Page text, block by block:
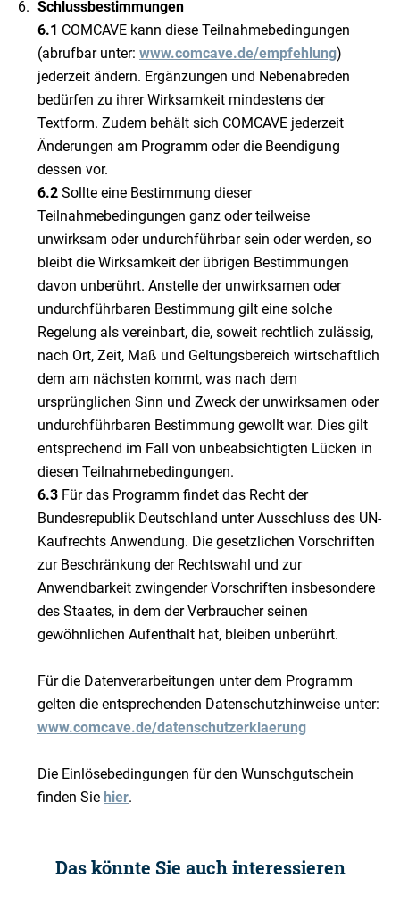
Schlussbestimmungen
6.1 COMCAVE kann diese Teilnahmebedingungen
(abrufbar unter: www.comcave.de/empfehlung)
jederzeit ändern. Ergänzungen und Nebenabreden
bedürfen zu ihrer Wirksamkeit mindestens der
Textform. Zudem behält sich COMCAVE jederzeit
Änderungen am Programm oder die Beendigung
dessen vor.
6.2 Sollte eine Bestimmung dieser
Teilnahmebedingungen ganz oder teilweise
unwirksam oder undurchführbar sein oder werden, so
bleibt die Wirksamkeit der übrigen Bestimmungen
davon unberührt. Anstelle der unwirksamen oder
undurchführbaren Bestimmung gilt eine solche
Regelung als vereinbart, die, soweit rechtlich zulässig,
nach Ort, Zeit, Maß und Geltungsbereich wirtschaftlich
dem am nächsten kommt, was nach dem
ursprünglichen Sinn und Zweck der unwirksamen oder
undurchführbaren Bestimmung gewollt war. Dies gilt
entsprechend im Fall von unbeabsichtigten Lücken in
diesen Teilnahmebedingungen.
6.3 Für das Programm findet das Recht der
Bundesrepublik Deutschland unter Ausschluss des UN-
Kaufrechts Anwendung. Die gesetzlichen Vorschriften
zur Beschränkung der Rechtswahl und zur
Anwendbarkeit zwingender Vorschriften insbesondere
des Staates, in dem der Verbraucher seinen
gewöhnlichen Aufenthalt hat, bleiben unberührt.
Für die Datenverarbeitungen unter dem Programm
gelten die entsprechenden Datenschutzhinweise unter:
www.comcave.de/datenschutzerklaerung
Die Einlösebedingungen für den Wunschgutschein
finden Sie hier.
Das könnte Sie auch interessieren